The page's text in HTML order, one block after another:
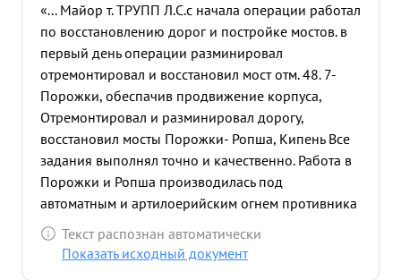
«... Майор т. ТРУПП Л.С.с начала операции работал
по восстановлению дорог и постройке мостов. в
первый день операции разминировал
отремонтировал и восстановил мост отм. 48. 7-
Порожки, обеспачив продвижение корпуса,
Отремонтировал и разминировал дорогу,
восстановил мосты Порожки- Ропша, Кипень Все
задания выполнял точно и качественно. Работа в
Порожки и Ропша производилась под
автоматным и артилоерийским огнем противника
и несмотря на это выполнялась бесперебойно и
четко. Майор т. Трупп на ответственных участках
Текст распознан автоматически
Показать исходный документ